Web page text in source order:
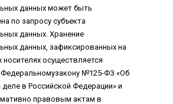
данных может быть
по запросу субъекта
данных. Хранение
данных, зафиксированных на
осуществляется
Федеральномузакону №125-ФЗ «Об
в Российской Федерации» и
правовым актам в